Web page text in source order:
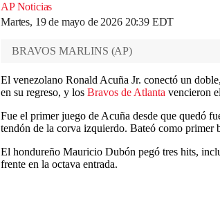
AP Noticias
Martes, 19 de mayo de 2026 20:39 EDT
BRAVOS MARLINS (AP)
El venezolano Ronald Acuña Jr. conectó un
en su regreso, y los Bravos de Atlanta vencieron
Fue el primer juego de Acuña desde que quedó
tendón de la corva izquierdo. Bateó como primer
El hondureño Mauricio Dubón pegó tres hits,
frente en la octava entrada.